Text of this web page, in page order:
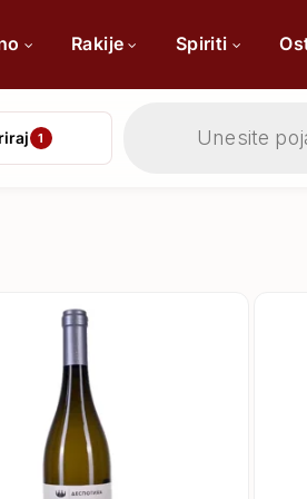
Po sorti
Merlot
Tamjanika
Pinot Noir
Vranac
Rakije Spiriti
1